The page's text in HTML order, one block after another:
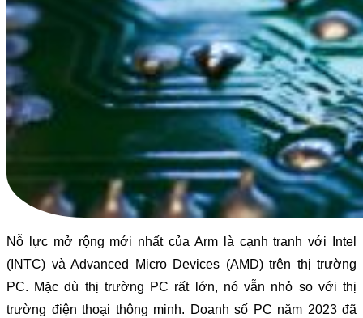
Nỗ lực mở rộng mới nhất của Arm là cạnh tranh với Intel
(INTC) và Advanced Micro Devices (AMD) trên thị trường
PC. Mặc dù thị trường PC rất lớn, nó vẫn nhỏ so với thị
trường điện thoại thông minh. Doanh số PC năm 2023 đã